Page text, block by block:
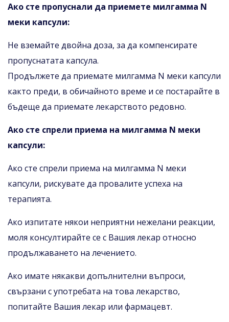
Ако сте пропуснали да приемете милгамма N
меки капсули:
Не вземайте двойна доза, за да компенсирате
пропуснатата капсула.
Продължете да приемате милгамма N меки капсули
както преди, в обичайното време и се постарайте в
бъдеще да приемате лекарството редовно.
Ако сте спрели приема на милгамма N меки
капсули:
Ако сте спрели приема на милгамма N меки
капсули, рискувате да провалите успеха на
терапията.
Ако изпитате някои неприятни нежелани реакции,
моля консултирайте се с Вашия лекар относно
продължаването на лечението.
Ако имате някакви допълнителни въпроси,
свързани с употребата на това лекарство,
попитайте Вашия лекар или фармацевт.